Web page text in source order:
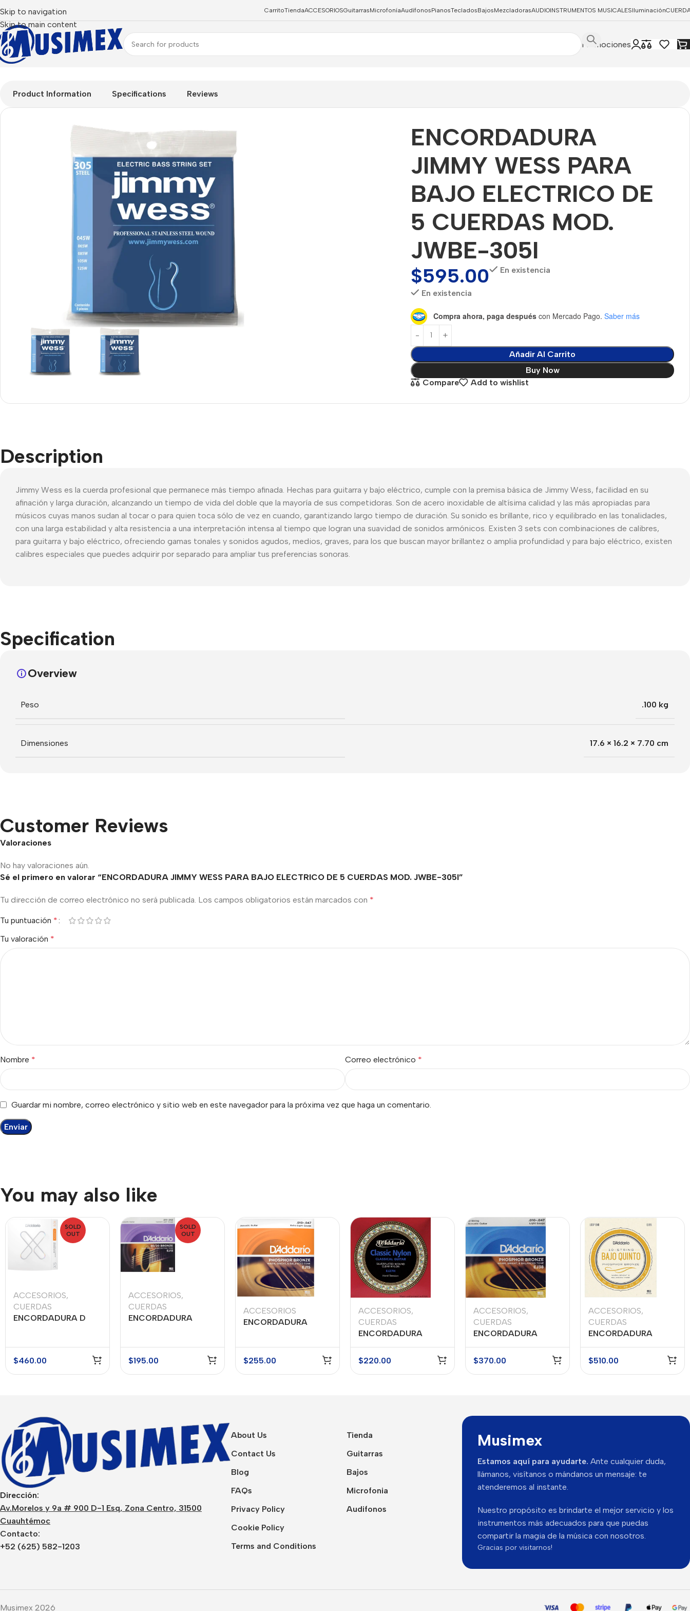
Skip to navigation
Skip to main content
CarritoTiendaACCESORIOSGuitarrasMicrofoníaAudífonosPianosTecladosBajosMezcladorasAUDIOINSTRUMENTOS MUSICALESIluminación
Promociones
Inicio ACCESORIOS
Product Information Specifications Reviews
ENCORDADURA
JIMMY WESS PARA
BAJO ELECTRICO DE
5 CUERDAS MOD.
JWBE-305I
$595.00 En existencia
En existencia
Compra ahora, paga después con Mercado Pago. Saber más
Añadir Al Carrito
Buy Now
Compare
Add to wishlist
Description
Jimmy Wess es la cuerda profesional que permanece más tiempo afinada. Hechas para guitarra y bajo eléctrico, cumple con la premisa básica de Jimmy Wess, facilidad en su
afinación y larga duración, alcanzando un tiempo de vida del doble que la mayoría de sus competidoras. Son de acero inoxidable de altísima calidad y las más apropiadas para
músicos cuyas manos sudan al tocar o para quien toca sólo de vez en cuando, garantizando largo tiempo de duración. Su sonido es brillante, rico y equilibrado en las tonalidades,
con una larga estabilidad y alta resistencia a una interpretación intensa al tiempo que logran una suavidad de sonidos armónicos. Existen 3 sets con combinaciones de calibres,
para guitarra y bajo eléctrico, ofreciendo gamas tonales y sonidos agudos, medios, graves, para los que buscan mayor brillantez o amplia profundidad y para bajo eléctrico, existen
calibres especiales que puedes adquirir por separado para ampliar tus preferencias sonoras.
Specification
Overview
Peso .100 kg
Dimensiones 17.6 × 16.2 × 7.70 cm
Customer Reviews
Valoraciones
No hay valoraciones aún.
Sé el primero en valorar “ENCORDADURA JIMMY WESS PARA BAJO ELECTRICO DE 5 CUERDAS MOD. JWBE-305I”
Tu dirección de correo electrónico no será publicada. Los campos obligatorios están marcados con *
Tu puntuación *
Tu valoración *
Nombre * Correo electrónico *
Guardar mi nombre, correo electrónico y sitio web en este navegador para la próxima vez que haga un comentario.
You may also like
SOLD
OUT
ACCESORIOS,
CUERDAS
ENCORDADURA D
$460.00
SOLD
OUT
ACCESORIOS,
CUERDAS
ENCORDADURA
$195.00
ACCESORIOS
ENCORDADURA
15
$255.00
ACCESORIOS,
CUERDAS
ENCORDADURA
DADDARIO MOD. EJ-
27H
$220.00
ACCESORIOS,
CUERDAS
ENCORDADURA
DADDARIO MOD. EJ-
38
$370.00
ACCESORIOS,
CUERDAS
ENCORDADURA
DADDARIO MOD.
EJ85
$510.00
Dirección:
Av.Morelos y 9a # 900 D-1 Esq, Zona Centro, 31500
Cuauhtémoc
Contacto:
+52 (625) 582-1203
About Us
Contact Us
Blog
FAQs
Privacy Policy
Cookie Policy
Terms and Conditions
Tienda
Guitarras
Bajos
Microfonia
Audifonos
Musimex
Estamos aquí para ayudarte. Ante cualquier duda,
llámanos, visítanos o mándanos un mensaje: te
atenderemos al instante.
Nuestro propósito es brindarte el mejor servicio y los
instrumentos más adecuados para que puedas
compartir la magia de la música con nosotros.
Gracias por visitarnos!
Musimex 2026